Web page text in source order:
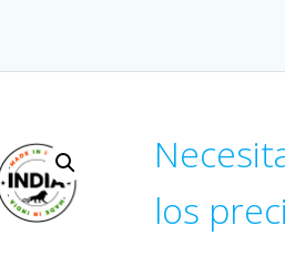
los